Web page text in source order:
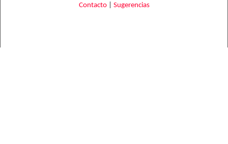
Contacto| Sugerencias